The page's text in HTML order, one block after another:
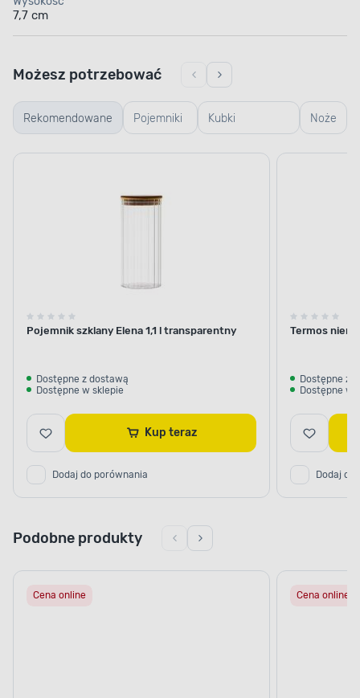
7,7 cm
Rekomendowane Pojemniki
szklane
Kubki
termiczne i
Noże
Możesz potrzebować
Pojemnik szklany Elena 1,1 l transparentny
Dostępne z dostawą
Dostępne w sklepie
Kup teraz
Dodaj do porównania
Termos
Dostępne z
Dostępne w
Dodaj do
Podobne produkty
Cena online Cena online